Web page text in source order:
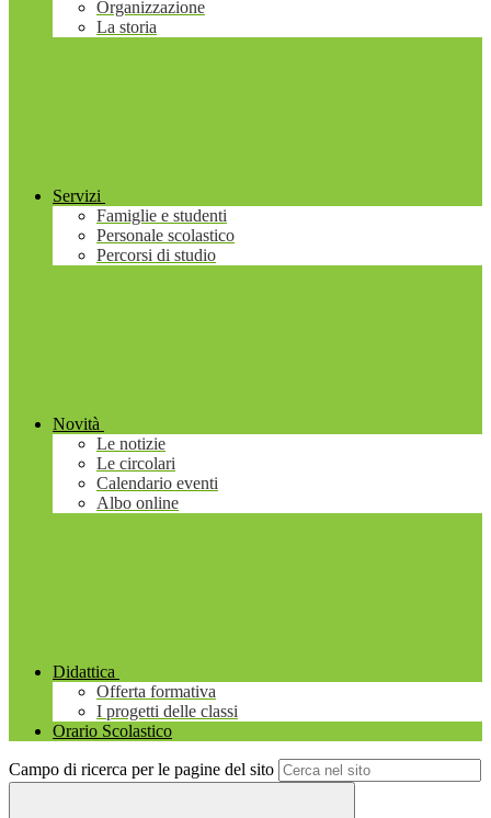
Organizzazione
La storia
Servizi
Famiglie e studenti
Personale scolastico
Percorsi di studio
Novità
Le notizie
Le circolari
Calendario eventi
Albo online
Didattica
Offerta formativa
I progetti delle classi
Orario Scolastico
Campo di ricerca per le pagine del sito